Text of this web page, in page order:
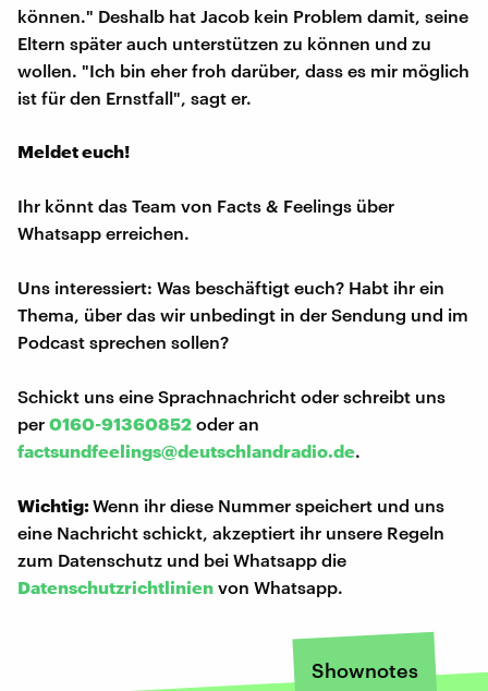
können." Deshalb hat Jacob kein Problem damit, seine
Eltern später auch unterstützen zu können und zu
wollen. "Ich bin eher froh darüber, dass es mir möglich
ist für den Ernstfall", sagt er.
Meldet euch!
Ihr könnt das Team von Facts & Feelings über
Whatsapp erreichen.
Uns interessiert: Was beschäftigt euch? Habt ihr ein
Thema, über das wir unbedingt in der Sendung und im
Podcast sprechen sollen?
Schickt uns eine Sprachnachricht oder schreibt uns
per 0160-91360852 oder an
factsundfeelings@deutschlandradio.de.
Wichtig:Wenn ihr diese Nummer speichert und uns
eine Nachricht schickt, akzeptiert ihr unsere Regeln
zum Datenschutz und bei Whatsapp die
Datenschutzrichtlinien von Whatsapp.
Shownotes